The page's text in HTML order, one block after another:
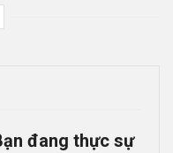
đang thực sự